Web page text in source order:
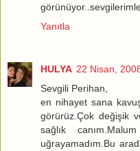
Yanıtla
HULYA 22 Nisan,
Sevgili Perihan,
en nihayet sana
görürüz.Çok değişik
sağlık
uğrayamadım.Bu